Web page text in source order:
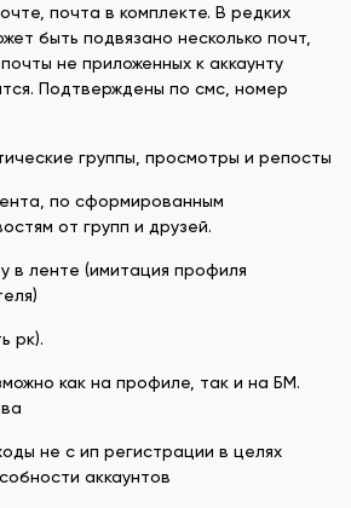
почта в комплекте. В редких
быть подвязано несколько почт,
не приложенных к аккаунту
Подтверждены по смс, номер
группы, просмотры и репосты
по сформированным
от групп и друзей.
в ленте (имитация профиля
рк).
как на профиле, так и на БМ.
не с ип регистрации в целях
аккаунтов